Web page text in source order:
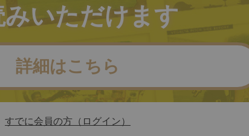
みいただけます
詳細はこちら
すでに会員の方（ログイン）